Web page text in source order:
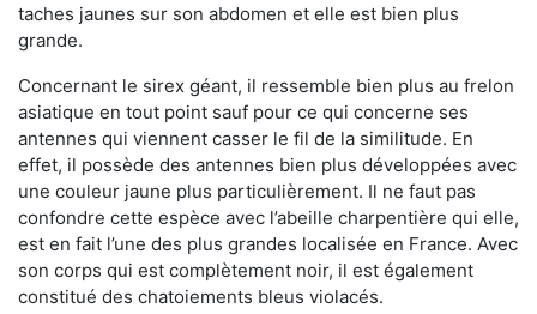
taches jaunes sur son abdomen et elle est bien plus
grande.
Concernant le sirex géant, il ressemble bien plus au frelon
asiatique en tout point sauf pour ce qui concerne ses
antennes qui viennent casser le fil de la similitude. En
effet, il possède des antennes bien plus développées avec
une couleur jaune plus particulièrement. Il ne faut pas
confondre cette espèce avec l’abeille charpentière qui elle,
est en fait l’une des plus grandes localisée en France. Avec
son corps qui est complètement noir, il est également
constitué des chatoiements bleus violacés.